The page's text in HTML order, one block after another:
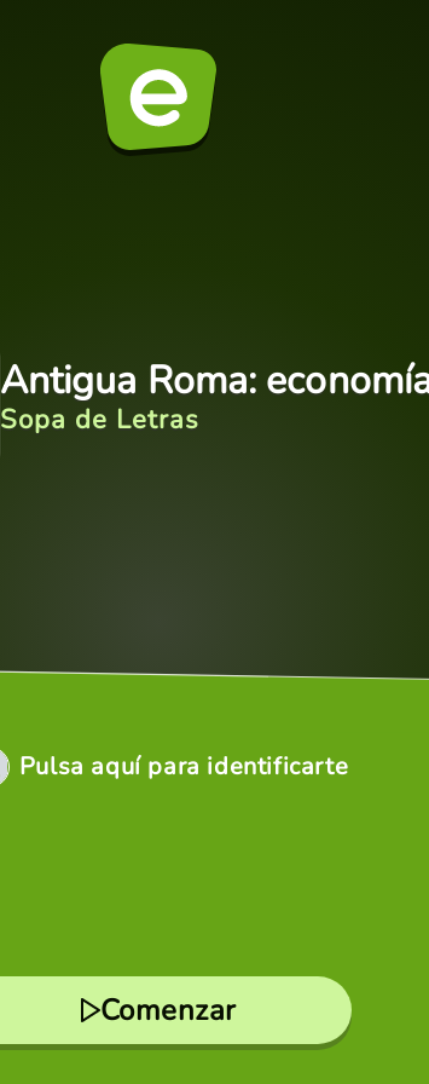
Antigua Roma:
Sopa de Letras
Pulsa aquí para identificarte
Comenzar